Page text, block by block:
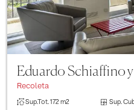
Eduardo Schiaffino
Recoleta
Sup.Tot. 172 m2 Sup.